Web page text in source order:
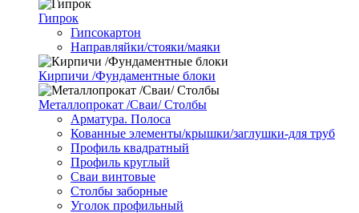
Гипрок
Гипсокартон
Направляйки/стояки/маяки
Кирпичи /Фундаментные блоки
Металлопрокат /Сваи/ Столбы
Арматура. Полоса
Кованные элементы/крышки/заглушки-для труб
Профиль квадратный
Профиль круглый
Сваи винтовые
Столбы заборные
Уголок профильный